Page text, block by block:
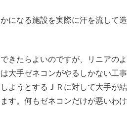
になる施設を実際に汗を流して造
きたらよいのですが、リニアのよ
大手ゼネコンがやるしかない工事
ようとするＪＲに対して大手が結
す。何もゼネコンだけが悪いわけ